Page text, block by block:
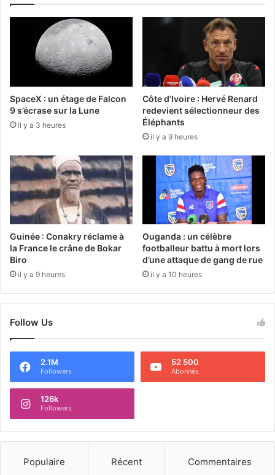
SpaceX : un étage de Falcon
9 s’écrase sur la Lune
il y a 3 heures
Côte d’Ivoire : Hervé Renard
redevient sélectionneur des
Éléphants
il y a 9 heures
Guinée : Conakry réclame à
la France le crâne de Bokar
Biro
il y a 9 heures
Ouganda : un célèbre
footballeur battu à mort lors
d’une attaque de gang de rue
il y a 10 heures
Follow Us
2.1M
Followers
52 500
Abonnés
126k
Followers
Populaire Récent Commentaires